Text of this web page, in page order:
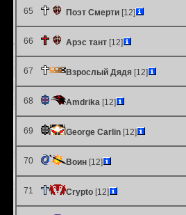
65 Поэт Смерти [12]
66 Арэс тант [12]
67 Взрослый Дядя [12]
68 Amdrika [12]
69 George Carlin [12]
70 Воин [12]
71 Crypto [12]